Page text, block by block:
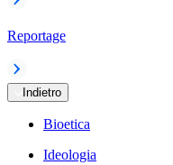
Reportage
Indietro
Bioetica
Ideologia